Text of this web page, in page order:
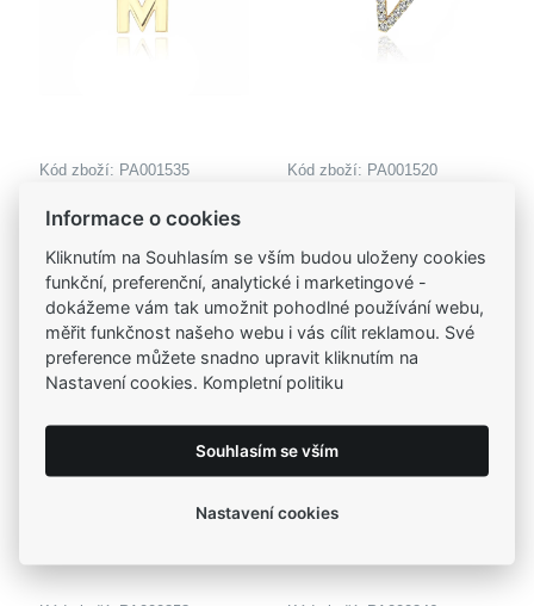
Kód zboží: PA001535
žlutého zlata PÍSMENO
M
3 025,00 Kč
Kód zboží: PA001520
V
Informace o cookies
Kliknutím na Souhlasím se vším budou uloženy cookies
funkční, preferenční, analytické i marketingové -
dokážeme vám tak umožnit pohodlné používání webu,
měřit funkčnost našeho webu i vás cílit reklamou. Své
preference můžete snadno upravit kliknutím na
Nastavení cookies. Kompletní politiku
Souhlasím se vším
Nastavení cookies